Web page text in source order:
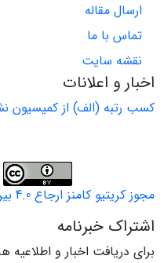
ارسال مقاله
تماس با ما
نقشه سایت
اخبار و اعلانات
کسب رتبه (الف) از کمیسیون
مجوز کریتیو کامنز ارجاع 4.0 بین‌المللی
اشتراک خبرنامه
برای دریافت اخبار و